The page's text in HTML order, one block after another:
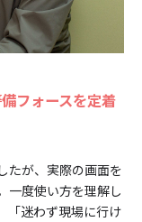
フォースを定着
たが、実際の画面を
一度使い方を理解し
「迷わず現場に行け